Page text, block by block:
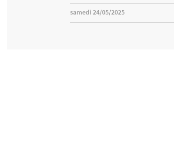
samedi 24/05/2025